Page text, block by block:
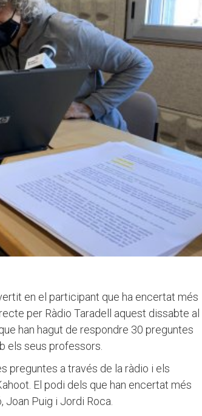
en el participant que ha encertat més
per Ràdio Taradell aquest dissabte al
han hagut de respondre 30 preguntes
els seus professors.
preguntes a través de la ràdio i els
El podi dels que han encertat més
Puig i Jordi Roca.